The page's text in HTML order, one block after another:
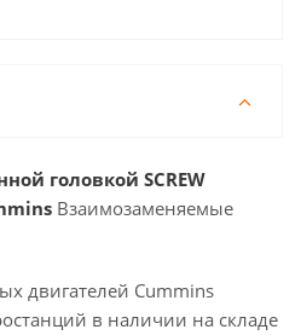
головкой SCREW
Взаимозаменяемые
двигателей Cummins
в наличии на складе